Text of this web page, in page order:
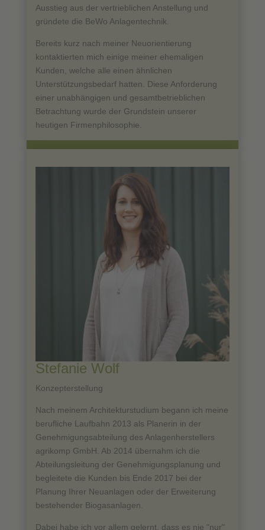
Ausstieg aus der vertrieblichen Anstellung und
gründete die BeWo Anlagentechnik.
Bereits kurz nach meiner Neuorientierung
kontaktierten mich einige meiner ehemaligen
Kunden, welche alle einen ähnlichen
Unterstützungsbedarf hatten. Diese Anforderung
einer unabhängigen und gesamtbetrieblichen
Betrachtung wurde der Grundstein unserer
heutigen Firmenphilosophie.
Stefanie Wolf
Konzepterstellung
Nach meinem Architekturstudium begann ich meine
berufliche Laufbahn 2013 als Planerin in der
Genehmigungsabteilung des Anlagenherstellers
agrikomp GmbH. Ab 2014 übernahm ich die
Abteilungsleitung der Genehmigungsplanung und
begleitete die Kunden bis Ende 2017 bei der
Planung Ihrer Neuanlagen oder der Erweiterung
bestehender Biogasanlagen.
Dabei habe ich vor allem gelernt, dass es nie "nur"